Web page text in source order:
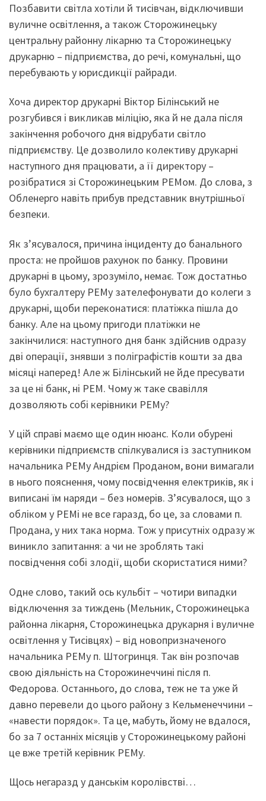
Позбавити світла хотіли й тисівчан, відключивши
вуличне освітлення, а також Сторожинецьку
центральну районну лікарню та Сторожинецьку
друкарню – підприємства, до речі, комунальні, що
перебувають у юрисдикції райради.
Хоча директор друкарні Віктор Білінський не
розгубився і викликав міліцію, яка й не дала після
закінчення робочого дня відрубати світло
підприємству. Це дозволило колективу друкарні
наступного дня працювати, а її директору –
розібратися зі Сторожинецьким РЕМом. До слова, з
Обленерго навіть прибув представник внутрішньої
безпеки.
Як з’ясувалося, причина інциденту до банального
проста: не пройшов рахунок по банку. Провини
друкарні в цьому, зрозуміло, немає. Тож достатньо
було бухгалтеру РЕМу зателефонувати до колеги з
друкарні, щоби переконатися: платіжка пішла до
банку. Але на цьому пригоди платіжки не
закінчилися: наступного дня банк здійснив одразу
дві операції, знявши з поліграфістів кошти за два
місяці наперед! Але ж Білінський не йде пресувати
за це ні банк, ні РЕМ. Чому ж таке свавілля
дозволяють собі керівники РЕМу?
У цій справі маємо ще один нюанс. Коли обурені
керівники підприємств спілкувалися із заступником
начальника РЕМу Андрієм Проданом, вони вимагали
в нього пояснення, чому посвідчення електриків, як і
виписані їм наряди – без номерів. З’ясувалося, що з
обліком у РЕМі не все гаразд, бо це, за словами п.
Продана, у них така норма. Тож у присутніх одразу ж
виникло запитання: а чи не зроблять такі
посвідчення собі злодії, щоби скористатися ними?
Одне слово, такий ось кульбіт – чотири випадки
відключення за тиждень (Мельник, Сторожинецька
районна лікарня, Сторожинецька друкарня і вуличне
освітлення у Тисівцях) – від новопризначеного
начальника РЕМу п. Штогринця. Так він розпочав
свою діяльність на Сторожинеччині після п.
Федорова. Останнього, до слова, теж не та уже й
давно перевели до цього району з Кельменеччини –
«навести порядок». Та це, мабуть, йому не вдалося,
бо за 7 останніх місяців у Сторожинецькому районі
це вже третій керівник РЕМу.
Щось негаразд у данськім королівстві…